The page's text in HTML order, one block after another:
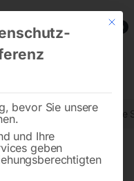
0
Gerade
Mit
bevor Sie unsere
und Ihre
geben